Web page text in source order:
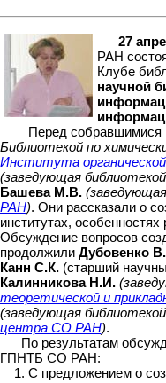
27
РАН
Клубе
научной
Перед собравшимися
Библиотекой по
Института
(заведующая
Башева М.В.
РАН). Они рассказали о
институтах,
Обсуждение вопросов
продолжили Дубовенко
Канн С.К.(старший
Калинникова Н.И.
теоретической и
(заведующая
центра СО РАН).
По результатам
ГПНТБ СО РАН:
1. С предложением о